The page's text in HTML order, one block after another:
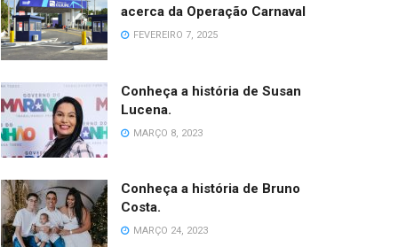
acerca da Operação Carnaval
FEVEREIRO 7, 2025
Conheça a história de Susan
Lucena.
MARÇO 8, 2023
Conheça a história de Bruno
Costa.
MARÇO 24, 2023